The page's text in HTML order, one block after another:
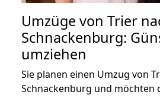
Umzüge von Trier
Schnackenburg:
umziehen
Sie planen einen Umzug von
Schnackenburg und möchten